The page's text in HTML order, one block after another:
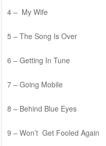
4 – My Wife
5 – The Song Is Over
6 – Getting In Tune
7 – Going Mobile
8 – Behind Blue Eyes
9 – Won’t Get Fooled Again